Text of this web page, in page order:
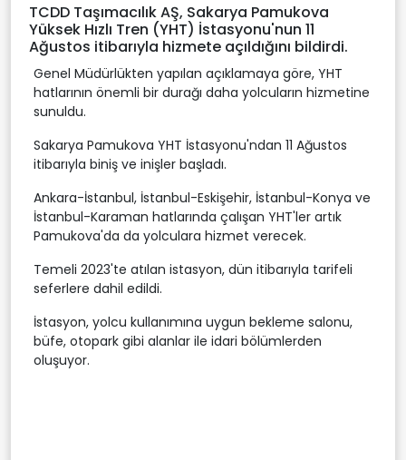
TCDD Taşımacılık AŞ, Sakarya Pamukova
Yüksek Hızlı Tren (YHT) İstasyonu'nun 11
Ağustos itibarıyla hizmete açıldığını bildirdi.
Genel Müdürlükten yapılan açıklamaya göre, YHT
hatlarının önemli bir durağı daha yolcuların hizmetine
sunuldu.
Sakarya Pamukova YHT İstasyonu'ndan 11 Ağustos
itibarıyla biniş ve inişler başladı.
Ankara-İstanbul, İstanbul-Eskişehir, İstanbul-Konya ve
İstanbul-Karaman hatlarında çalışan YHT'ler artık
Pamukova'da da yolculara hizmet verecek.
Temeli 2023'te atılan istasyon, dün itibarıyla tarifeli
seferlere dahil edildi.
İstasyon, yolcu kullanımına uygun bekleme salonu,
büfe, otopark gibi alanlar ile idari bölümlerden
oluşuyor.